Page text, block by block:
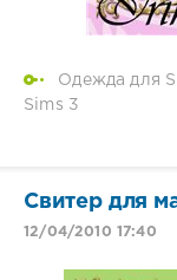
Одежда для
Sims 3
Свитер для
12/04/2010 17:40